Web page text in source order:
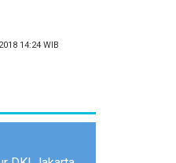
14:24 WIB